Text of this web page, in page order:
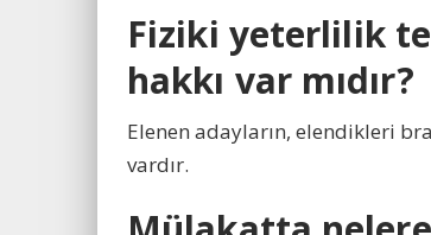
Fiziki yeterlilik
hakkı var mıdır?
Elenen adayların, elendikleri
vardır.